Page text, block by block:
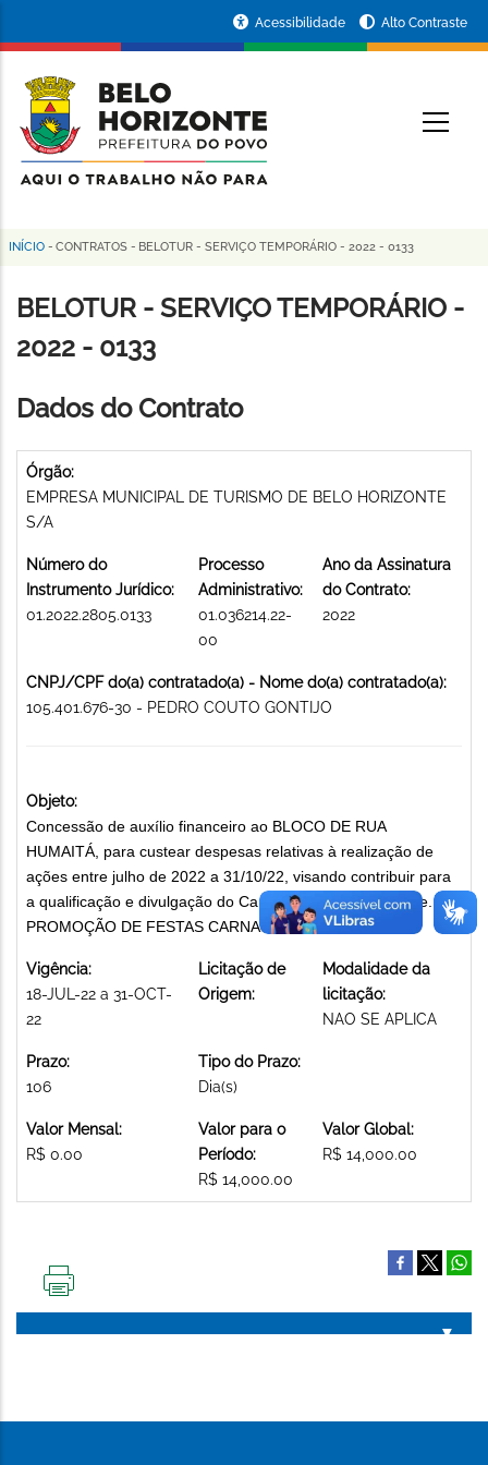
conteúdo
principal
da
Prefeitura
de
Horizonte
Acessibilidade Alto Contraste
Trilha
de
navegação
INÍCIO - CONTRATOS - BELOTUR - SERVIÇO TEMPORÁRIO - 2022 - 0133
BELOTUR - SERVIÇO TEMPORÁRIO -
2022 - 0133
Dados do Contrato
Órgão:
EMPRESA MUNICIPAL DE TURISMO DE BELO HORIZONTE
S/A
Número do
Instrumento Jurídico:
01.2022.2805.0133
Processo
Administrativo:
01.036214.22-
00
Ano da Assinatura
do Contrato:
2022
CNPJ/CPF do(a) contratado(a) - Nome do(a) contratado(a):
105.401.676-30 - PEDRO COUTO GONTIJO
Objeto:
Concessão de auxílio financeiro ao BLOCO DE RUA
HUMAITÁ, para custear despesas relativas à realização de
ações entre julho de 2022 a 31/10/22, visando contribuir para
a qualificação e divulgação do Carnaval de Belo Horizonte.
PROMOÇÃO DE FESTAS CARNAVALESCAS
Vigência:
18-JUL-22 a 31-OCT-
22
Licitação de
Origem:
Modalidade da
licitação:
NAO SE APLICA
Prazo:
106
Tipo do Prazo:
Dia(s)
Valor Mensal:
R$ 0.00
Valor para o
Período:
R$ 14,000.00
Valor Global:
R$ 14,000.00
PÁGINA